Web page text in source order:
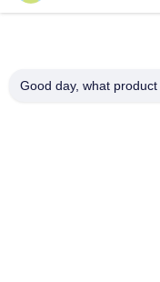
Good day, what